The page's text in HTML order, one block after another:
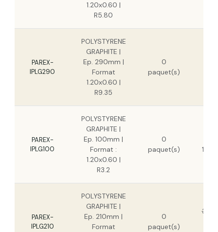
1.20x0.60 |
R5.80
PAREX-
IPLG290
POLYSTYRENE
GRAPHITE |
Ep. 290mm |
Format
1.20x0.60 |
R9.35
0
paquet(s)
PAREX-
IPLG100
POLYSTYRENE
GRAPHITE |
Ep. 100mm |
Format :
1.20x0.60 |
R3.2
0
paquet(s)
PAREX-
IPLG210
POLYSTYRENE
GRAPHITE |
Ep. 210mm |
Format
0
paquet(s)